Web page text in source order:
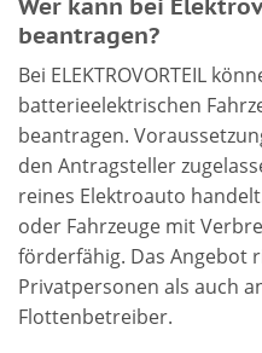
beantragen?
Bei ELEKTROVORTEIL
batterieelektrischen
beantragen.
den Antragsteller
reines Elektroauto
oder Fahrzeuge mit
förderfähig. Das Angebot
Privatpersonen als auch
Flottenbetreiber.